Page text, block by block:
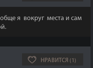
я вокруг места и сам
НРАВИТСЯ (1)